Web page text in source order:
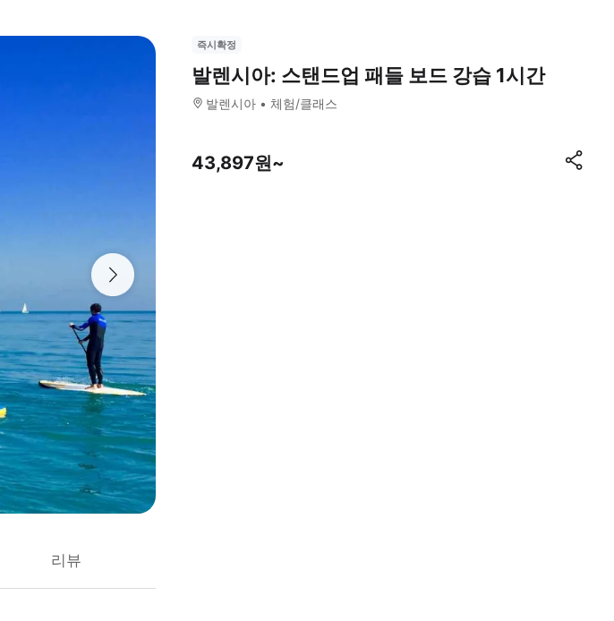
리뷰
즉시확정
발렌시아: 스탠드업 패들 보드 강습 1시간
발렌시아 체험/클래스
43,897원~